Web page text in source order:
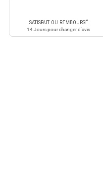
SATISFAIT OU REMBOURSÉ
14 Jours pour changer d'avis